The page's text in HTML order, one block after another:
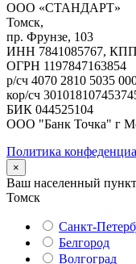
ООО «СТАНДАРТ»
Томск,
пр. Фрунзе, 103
ИНН 7841085767, КПП
ОГРН 1197847163854
р/сч 4070 2810 5035
кор/сч
БИК 044525104
ООО "Банк Точка" г
Политика
×
Ваш населенный пункт
Томск
Санкт-
Белгород
Волгоград